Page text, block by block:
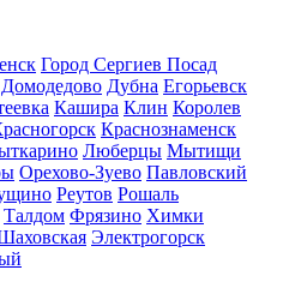
Город Сергиев Посад
Домодедово Дубна Егорьевск
Кашира Клин Королев
Краснознаменск
Люберцы Мытищи
Орехово-Зуево Павловский
Реутов Рошаль
Талдом Фрязино Химки
Электрогорск